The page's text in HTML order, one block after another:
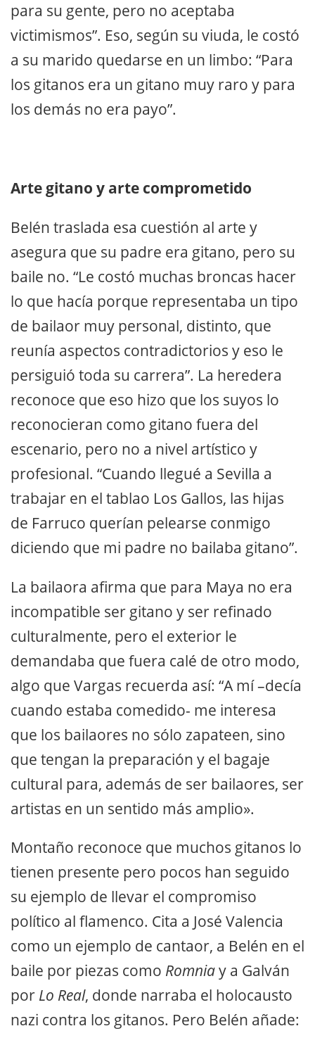
para su gente, pero no aceptaba
victimismos”. Eso, según su viuda, le costó
a su marido quedarse en un limbo: “Para
los gitanos era un gitano muy raro y para
los demás no era payo”.
Arte gitano y arte comprometido
Belén traslada esa cuestión al arte y
asegura que su padre era gitano, pero su
baile no. “Le costó muchas broncas hacer
lo que hacía porque representaba un tipo
de bailaor muy personal, distinto, que
reunía aspectos contradictorios y eso le
persiguió toda su carrera”. La heredera
reconoce que eso hizo que los suyos lo
reconocieran como gitano fuera del
escenario, pero no a nivel artístico y
profesional. “Cuando llegué a Sevilla a
trabajar en el tablao Los Gallos, las hijas
de Farruco querían pelearse conmigo
diciendo que mi padre no bailaba gitano”.
La bailaora afirma que para Maya no era
incompatible ser gitano y ser refinado
culturalmente, pero el exterior le
demandaba que fuera calé de otro modo,
algo que Vargas recuerda así: “A mí –decía
cuando estaba comedido- me interesa
que los bailaores no sólo zapateen, sino
que tengan la preparación y el bagaje
cultural para, además de ser bailaores, ser
artistas en un sentido más amplio».
Montaño reconoce que muchos gitanos lo
tienen presente pero pocos han seguido
su ejemplo de llevar el compromiso
político al flamenco. Cita a José Valencia
como un ejemplo de cantaor, a Belén en el
baile por piezas como Romniay a Galván
por Lo Real, donde narraba el holocausto
nazi contra los gitanos. Pero Belén añade: